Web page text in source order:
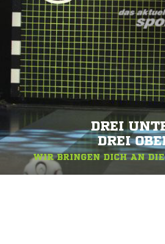
DREI
DREI
WIR BRINGEN DICH AN